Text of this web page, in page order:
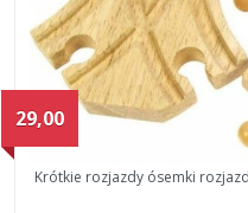
29,00
Krótkie rozjazdy ósemki rozjazd